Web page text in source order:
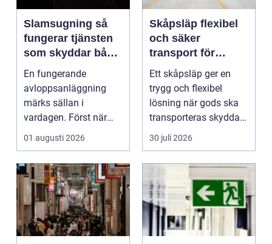
Slamsugning så
fungerar tjänsten
som skyddar både
hus och miljö
En fungerande
avloppsanläggning
märks sällan i
vardagen. Först när
brunnar svämmar över,
avlopp börj...
01 augusti 2026
Skåpsläp flexibel
och säker
transport för
företag och
privatpersoner
Ett skåpsläp ger en
trygg och flexibel
lösning när gods ska
transporteras skyddat
mot väder, insyn o...
30 juli 2026